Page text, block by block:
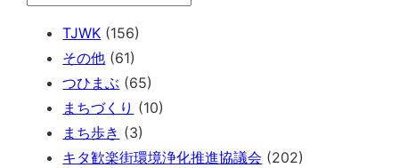
TJWK (156)
その他 (61)
つひまぶ (65)
まちづくり (10)
まち歩き (3)
キタ歓楽街環境浄化推進協議会 (202)